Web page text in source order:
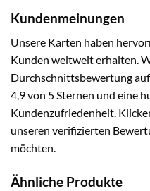
Kundenmeinungen
Unsere Karten haben
Kunden weltweit erhalten.
Durchschnittsbewertung
4,9 von 5 Sternen und eine
Kundenzufriedenheit.
unseren verifizierten
möchten.
Ähnliche Produkte